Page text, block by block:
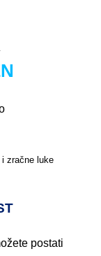
zračne luke
postati